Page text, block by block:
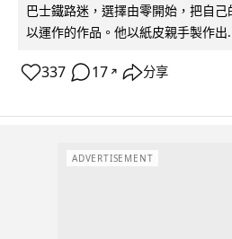
巴士鐵路迷，選擇由零開始，把自
以運作的作品。他以紙皮親手製作出
337 17 ↗ 分享
ADVERTISEMENT